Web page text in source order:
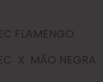
FLAMENGO
X MÃO NEGRA